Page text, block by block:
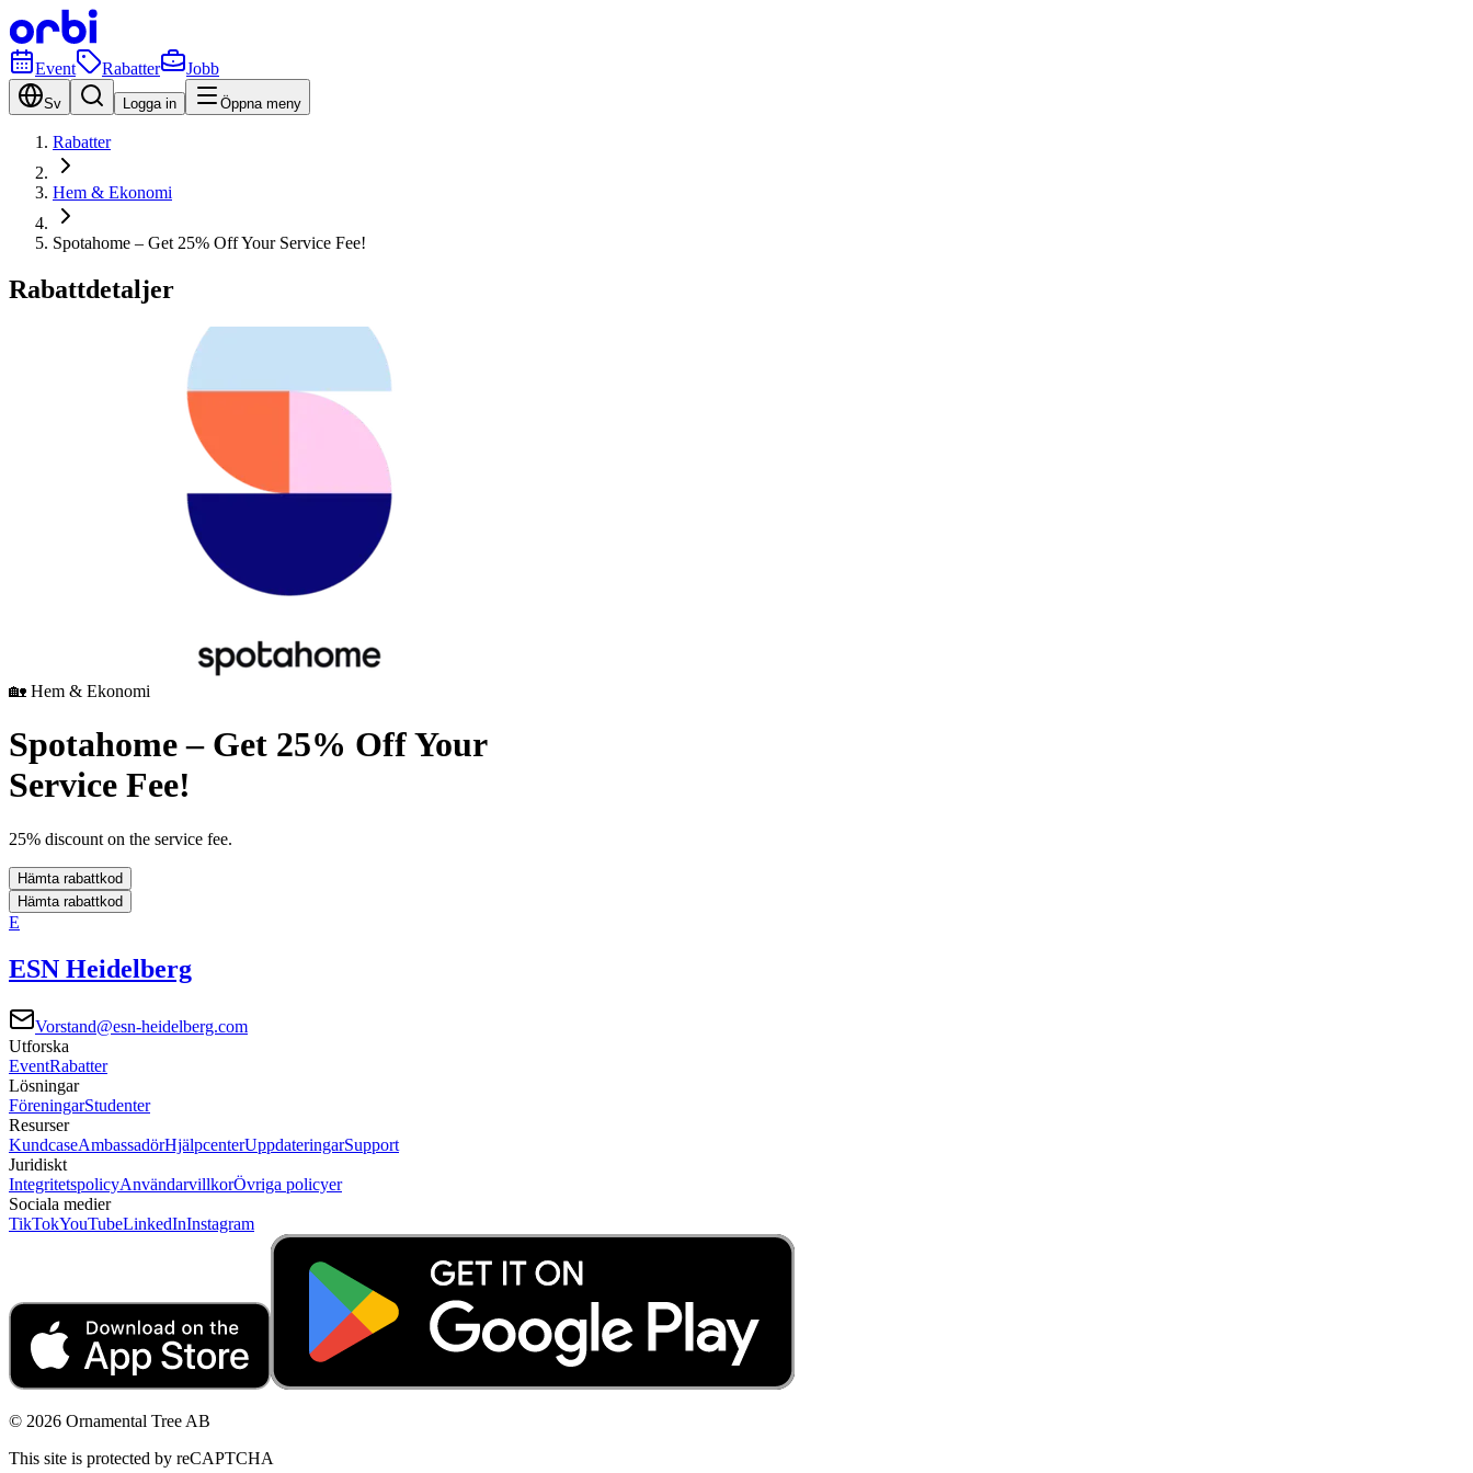
Event Rabatter Jobb
Sv Logga in Öppna meny
Rabatter
Hem & Ekonomi
Spotahome – Get 25% Off Your Service Fee!
Rabattdetaljer
🏡 Hem & Ekonomi
Spotahome – Get 25% Off Your
Service Fee!
25% discount on the service fee.
Hämta rabattkod
Hämta rabattkod
E
ESN Heidelberg
Vorstand@esn-heidelberg.com
Utforska
EventRabatter
Lösningar
FöreningarStudenter
Resurser
KundcaseAmbassadörHjälpcenterUppdateringarSupport
Juridiskt
IntegritetspolicyAnvändarvillkorÖvriga policyer
Sociala medier
TikTokYouTubeLinkedInInstagram
© 2026 Ornamental Tree AB
This site is protected by reCAPTCHA